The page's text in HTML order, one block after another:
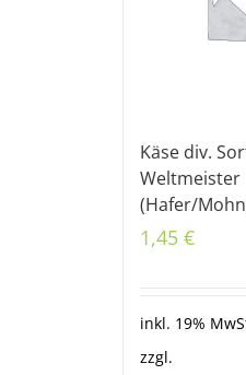
Käse div.
Weltmeister
(Hafer/
1,45 €
inkl. 19%
zzgl.